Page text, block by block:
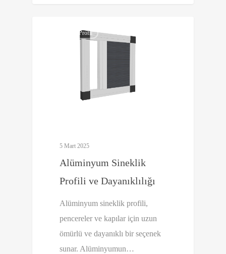
Alüminyum Profil
5 Mart 2025
Alüminyum Sineklik
Profili ve Dayanıklılığı
Alüminyum sineklik profili,
pencereler ve kapılar için uzun
ömürlü ve dayanıklı bir seçenek
sunar. Alüminyumun…